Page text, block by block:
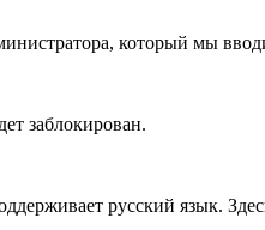
который мы
заблокирован.
русский язык.